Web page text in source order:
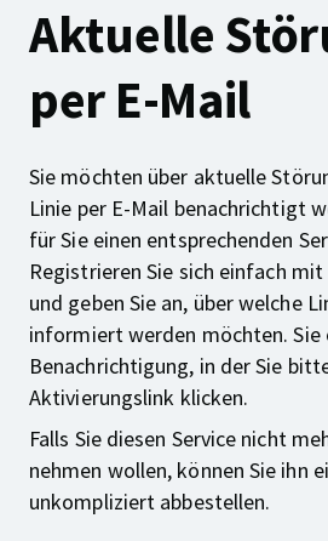
Aktuelle
per E-Mail
Sie möchten über aktuelle
Linie per E-Mail benachrichtigt
für Sie einen entsprechenden
Registrieren Sie sich einfach
und geben Sie an, über welche
informiert werden möchten. Sie
Benachrichtigung, in der Sie
Aktivierungslink klicken.
Falls Sie diesen Service nicht
nehmen wollen, können Sie ihn
unkompliziert abbestellen.